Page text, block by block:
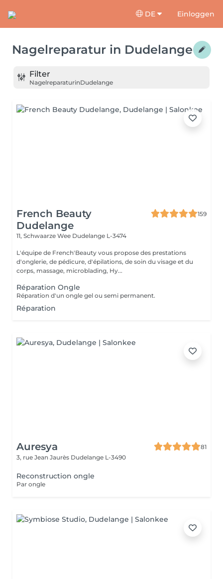
DE Einloggen
Nagelreparatur in Dudelange
Filter
NagelreparaturinDudelange
French Beauty
Dudelange
159
11, Schwaarze Wee Dudelange L-3474
L'équipe de French'Beauty vous propose des prestations
d'onglerie, de pédicure, d'épilations, de soin du visage et du
corps, massage, microblading, Hy...
Réparation Ongle
Réparation d'un ongle gel ou semi permanent.
Réparation
Auresya
81
3, rue Jean Jaurès Dudelange L-3490
Reconstruction ongle
Par ongle